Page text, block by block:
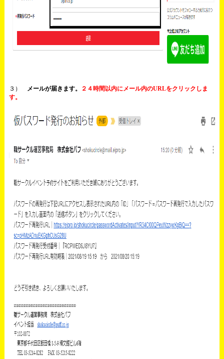
３） メールが届きます。
２４時間以内にメール内のURLをクリックしま
す。